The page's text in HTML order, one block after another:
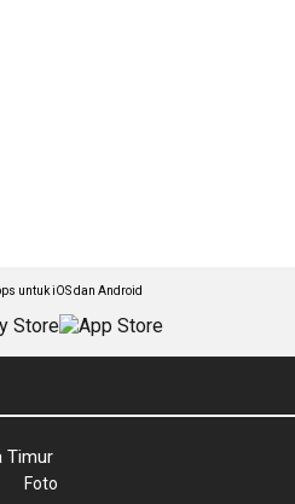
untuk iOS dan Android
Timur
Foto